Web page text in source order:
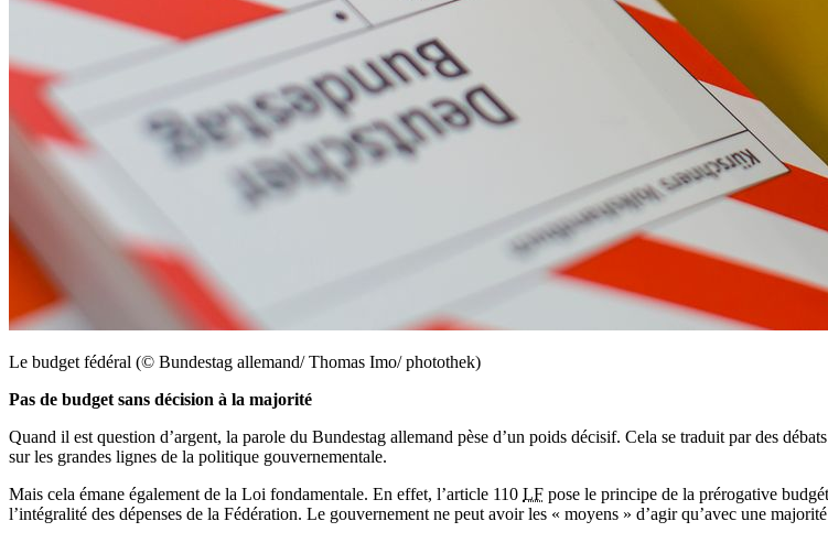
Le budget fédéral (© Bundestag allemand/ Thomas Imo/ photothek)
Pas de budget sans décision à la majorité
Quand il est question d’argent, la parole du Bundestag allemand pèse d’un poids décisif. Cela se traduit par des
sur les grandes lignes de la politique gouvernementale.
Mais cela émane également de la Loi fondamentale. En effet, l’article 110 LF pose le principe de la prérogative
l’intégralité des dépenses de la Fédération. Le gouvernement ne peut avoir les « moyens » d’agir qu’avec une